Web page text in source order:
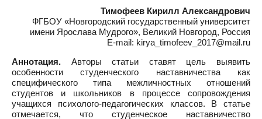
Тимофеев Кирилл Александрович
ФГБОУ «Новгородский государственный университет
имени Ярослава Мудрого», Великий Новгород, Россия
E-mail: kirya_timofeev_2017@mail.ru
Аннотация. Авторы статьи ставят цель выявить
особенности студенческого наставничества как
специфического типа межличностных отношений
студентов и школьников в процессе сопровождения
учащихся психолого-педагогических классов. В статье
отмечается, что студенческое наставничество